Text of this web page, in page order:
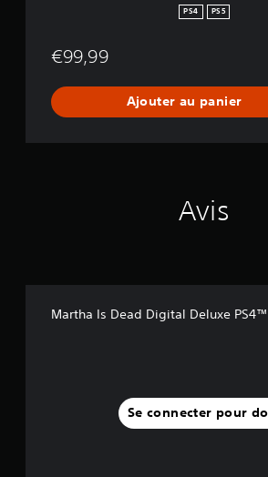
PS4 PS5
€99,99
Ajouter au panier
Avis
Martha Is Dead Digital Deluxe
Se connecter pour